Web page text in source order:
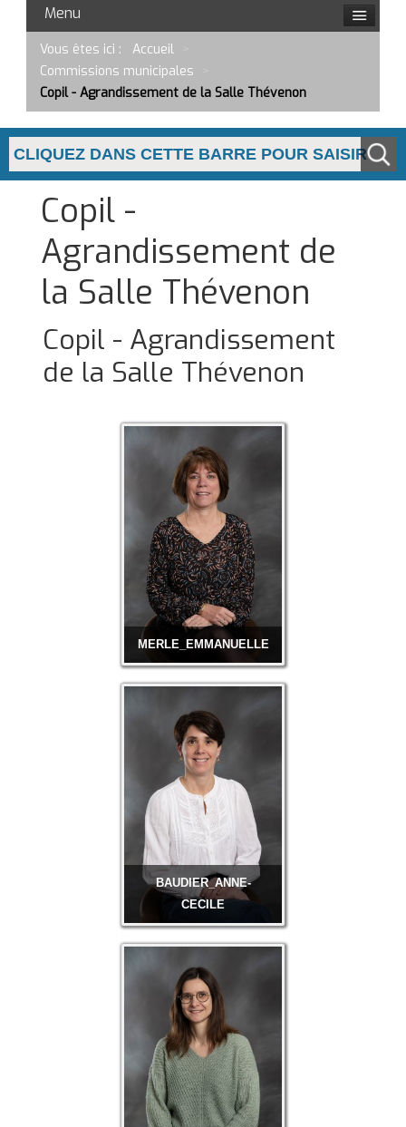
Menu
Vous êtes ici : Accueil
Commissions municipales
Copil - Agrandissement de la Salle Thévenon
Copil -
Agrandissement de
la Salle Thévenon
Copil - Agrandissement
de la Salle Thévenon
MERLE_EMMANUELLE
BAUDIER_ANNE-
CECILE